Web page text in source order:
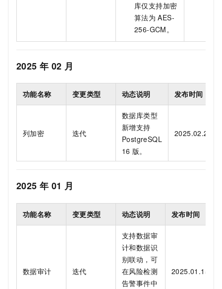
库仅支持加密
算法为 AES-
256-GCM。
2025 年 02 月
功能名称 变更类型 动态说明 发布时间
列加密 迭代
数据库类型
新增支持
PostgreSQL
16 版。
2025.02.28
2025 年 01 月
功能名称 变更类型 动态说明 发布时间
数据审计 迭代
支持数据审
计和数据识
别联动，可
在风险检测
告警事件中
2025.01.15